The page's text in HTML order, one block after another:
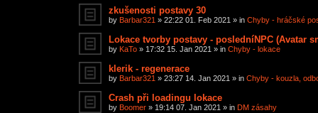
zkušenosti postavy 30
by Barbar321 » 22:22 01. Feb 2021 » in Chyby - hráčské
Lokace tvorby postavy - posledníNPC (Avatar
by KaTo » 17:32 15. Jan 2021 » in Chyby - lokace
klerik - regenerace
by Barbar321 » 23:27 14. Jan 2021 » in Chyby - kouzla,
Crash při loadingu lokace
by Boomer » 19:14 07. Jan 2021 » in DM zásahy